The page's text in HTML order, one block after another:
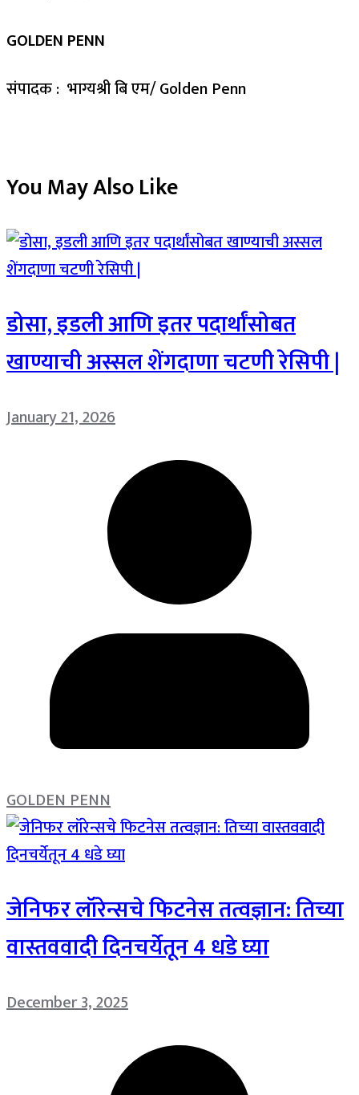
GOLDEN PENN
संपादक : भाग्यश्री बि एम/ Golden Penn
You May Also Like
डोसा, इडली आणि इतर पदार्थांसोबत
खाण्याची अस्सल शेंगदाणा चटणी रेसिपी |
January 21, 2026
GOLDEN PENN
जेनिफर लॉरेन्सचे फिटनेस तत्वज्ञान: तिच्या
वास्तववादी दिनचर्येतून 4 धडे घ्या
December 3, 2025